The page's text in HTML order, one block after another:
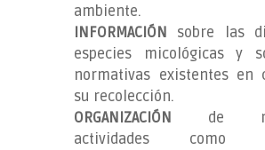
ambiente.
INFORMACIÓN sobre las
especies micológicas y
normativas existentes en
su recolección.
ORGANIZACIÓN de
actividades como